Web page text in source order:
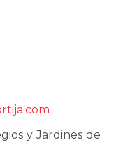
y Jardines de